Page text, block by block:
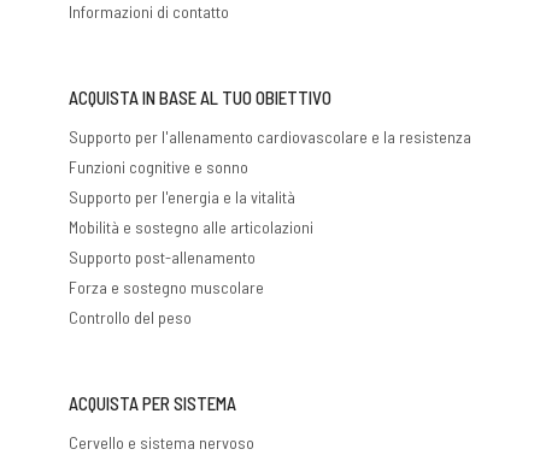
Informazioni di contatto
ACQUISTA IN BASE AL TUO OBIETTIVO
Supporto per l'allenamento cardiovascolare e la resistenza
Funzioni cognitive e sonno
Supporto per l'energia e la vitalità
Mobilità e sostegno alle articolazioni
Supporto post-allenamento
Forza e sostegno muscolare
Controllo del peso
ACQUISTA PER SISTEMA
Cervello e sistema nervoso